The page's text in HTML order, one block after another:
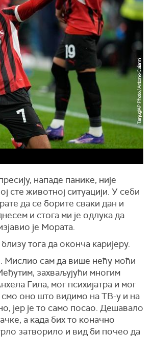
нападе панике, није
сте животној ситуацији. У себи
да се борите сваки дан и
и стога ми је одлука да
је Мората.
тога да оконча каријеру.
Мислио сам да више нећу моћи
захваљујући многим
Гила, мог психијатра и мог
оно што видимо на ТВ-у и на
јер је то само посао. Дешавало
а када бих то коначно
затворило и вид би почео да